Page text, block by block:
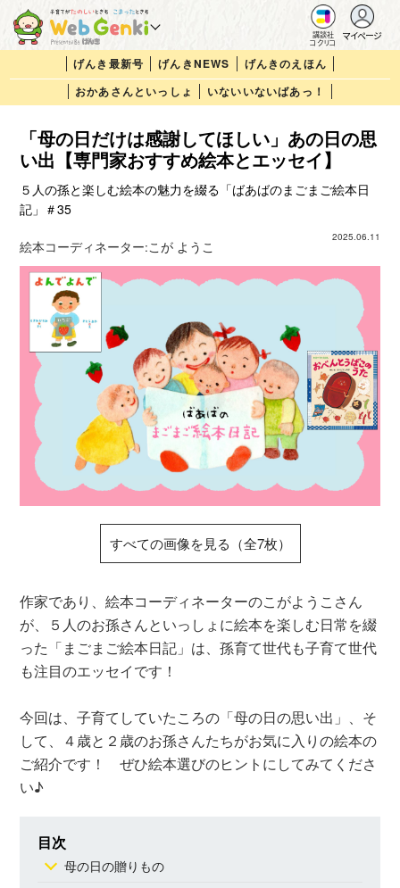
講談社
コクリコ
マイページ
げんき最新号 げんきNEWS
げんきのえほん
おかあさんといっしょ
いないいないばあっ！
「母の日だけは感謝してほしい」あの日の思
い出【専門家おすすめ絵本とエッセイ】
５人の孫と楽しむ絵本の魅力を綴る「ばあばのまごまご絵本日
記」＃35
2025.06.11
絵本コーディネーター:こが ようこ
すべての画像を見る（全7枚）
作家であり、絵本コーディネーターのこがようこさん
が、５人のお孫さんといっしょに絵本を楽しむ日常を綴
った「まごまご絵本日記」は、孫育て世代も子育て世代
も注目のエッセイです！
今回は、子育てしていたころの「母の日の思い出」、そ
して、４歳と２歳のお孫さんたちがお気に入りの絵本の
ご紹介です！ ぜひ絵本選びのヒントにしてみてくださ
い♪
目次
母の日の贈りもの